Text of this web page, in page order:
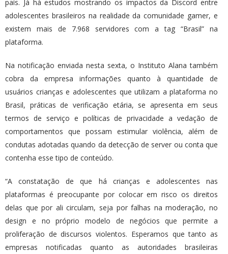
país. Já há estudos mostrando os impactos da Discord entre
adolescentes brasileiros na realidade da comunidade gamer, e
existem mais de 7.968 servidores com a tag “Brasil” na
plataforma.
Na notificação enviada nesta sexta, o Instituto Alana também
cobra da empresa informações quanto à quantidade de
usuários crianças e adolescentes que utilizam a plataforma no
Brasil, práticas de verificação etária, se apresenta em seus
termos de serviço e políticas de privacidade a vedação de
comportamentos que possam estimular violência, além de
condutas adotadas quando da detecção de server ou conta que
contenha esse tipo de conteúdo.
“A constatação de que há crianças e adolescentes nas
plataformas é preocupante por colocar em risco os direitos
delas que por ali circulam, seja por falhas na moderação, no
design e no próprio modelo de negócios que permite a
proliferação de discursos violentos. Esperamos que tanto as
empresas notificadas quanto as autoridades brasileiras